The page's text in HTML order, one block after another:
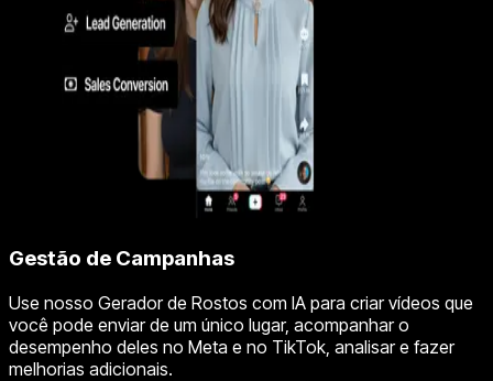
Gestão de Campanhas
Use nosso Gerador de Rostos com IA para criar vídeos que
você pode enviar de um único lugar, acompanhar o
desempenho deles no Meta e no TikTok, analisar e fazer
melhorias adicionais.